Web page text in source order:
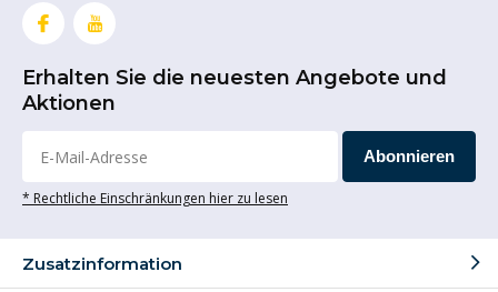
Erhalten Sie die neuesten Angebote und
Aktionen
Abonnieren
* Rechtliche Einschränkungen hier zu lesen
Zusatzinformation